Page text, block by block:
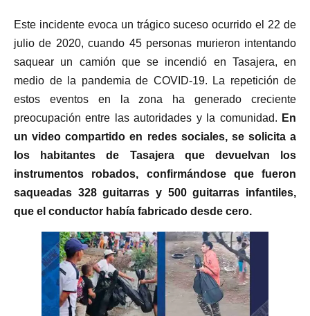
Este incidente evoca un trágico suceso ocurrido el 22 de
julio de 2020, cuando 45 personas murieron intentando
saquear un camión que se incendió en Tasajera, en
medio de la pandemia de COVID-19. La repetición de
estos eventos en la zona ha generado creciente
preocupación entre las autoridades y la comunidad. En
un video compartido en redes sociales, se solicita a
los habitantes de Tasajera que devuelvan los
instrumentos robados, confirmándose que fueron
saqueadas 328 guitarras y 500 guitarras infantiles,
que el conductor había fabricado desde cero.